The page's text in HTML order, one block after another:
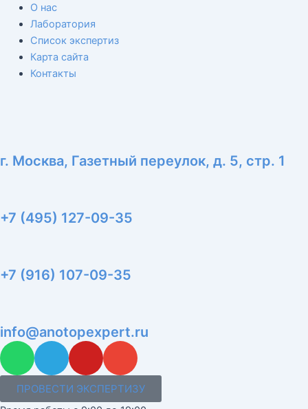
О нас
Лаборатория
Список экспертиз
Карта сайта
Контакты
г. Москва, Газетный переулок, д. 5, стр. 1
+7 (495) 127-09-35
+7 (916) 107-09-35
info@anotopexpert.ru
W
a
t
T
l
e
Y
u
t
E
v
e
ПРОВЕСТИ ЭКСПЕРТИЗУ